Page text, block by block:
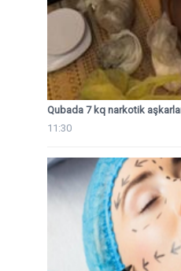
Qubada 7 kq narkotik
11:30